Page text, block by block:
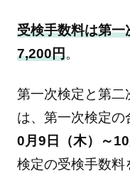
受検手数料は第
7,200円。
第一次検定と第二
は、第一次検定の
0月9日（木）～10
検定の受検手数料